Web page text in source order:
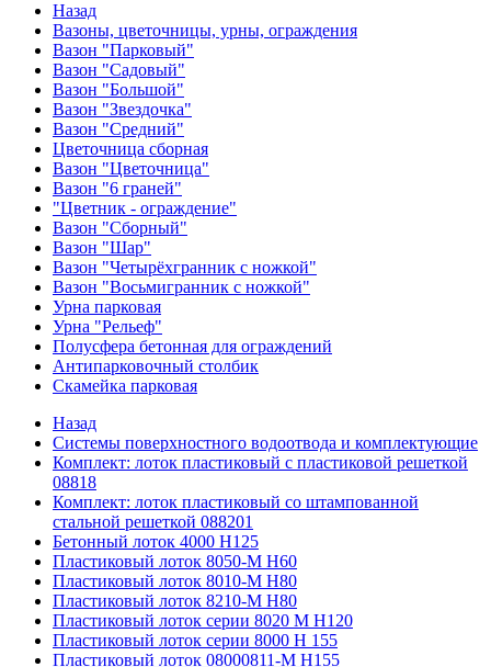
Назад
Вазоны, цветочницы, урны, ограждения
Вазон "Парковый"
Вазон "Садовый"
Вазон "Большой"
Вазон "Звездочка"
Вазон "Средний"
Цветочница сборная
Вазон "Цветочница"
Вазон "6 граней"
"Цветник - ограждение"
Вазон "Сборный"
Вазон "Шар"
Вазон "Четырёхгранник с ножкой"
Вазон "Восьмигранник с ножкой"
Урна парковая
Урна "Рельеф"
Полусфера бетонная для ограждений
Антипарковочный столбик
Скамейка парковая
Назад
Системы поверхностного водоотвода и комплектующие
Комплект: лоток пластиковый с пластиковой решеткой
08818
Комплект: лоток пластиковый со штампованной
стальной решеткой 088201
Бетонный лоток 4000 Н125
Пластиковый лоток 8050-М H60
Пластиковый лоток 8010-М H80
Пластиковый лоток 8210-М H80
Пластиковый лоток серии 8020 М H120
Пластиковый лоток серии 8000 Н 155
Пластиковый лоток 08000811-М H155